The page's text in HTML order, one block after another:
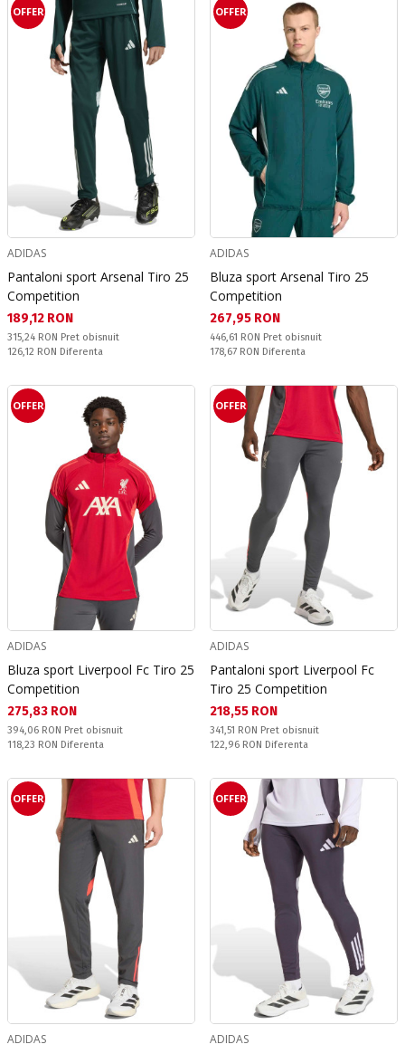
OFFER
ADIDAS
Pantaloni sport Arsenal Tiro 25
Competition
Текуща цена:
189,12 RON
Pret obisnuit:
315,24 RON Pret obisnuit
Спестявате:
126,12 RON Diferenta
OFFER
ADIDAS
Bluza sport Arsenal Tiro 25
Competition
Текуща цена:
267,95 RON
Pret obisnuit:
446,61 RON Pret obisnuit
Спестявате:
178,67 RON Diferenta
OFFER
ADIDAS
Bluza sport Liverpool Fc Tiro 25
Competition
Текуща цена:
275,83 RON
Pret obisnuit:
394,06 RON Pret obisnuit
Спестявате:
118,23 RON Diferenta
OFFER
ADIDAS
Pantaloni sport Liverpool Fc
Tiro 25 Competition
Текуща цена:
218,55 RON
Pret obisnuit:
341,51 RON Pret obisnuit
Спестявате:
122,96 RON Diferenta
OFFER
ADIDAS
OFFER
ADIDAS